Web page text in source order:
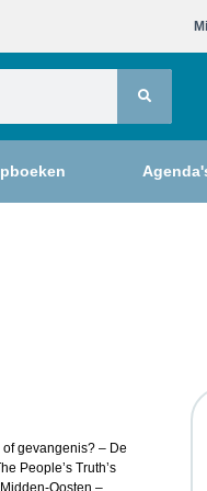
of gevangenis? – De
People’s Truth’s